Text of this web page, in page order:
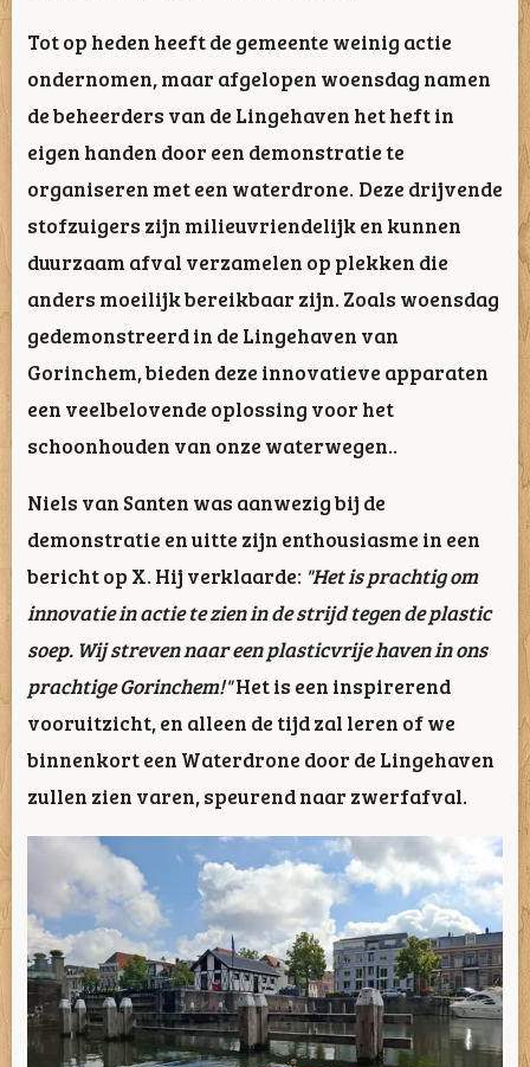
Tot op heden heeft de gemeente weinig actie
ondernomen, maar afgelopen woensdag namen
de beheerders van de Lingehaven het heft in
eigen handen door een demonstratie te
organiseren met een waterdrone. Deze drijvende
stofzuigers zijn milieuvriendelijk en kunnen
duurzaam afval verzamelen op plekken die
anders moeilijk bereikbaar zijn. Zoals woensdag
gedemonstreerd in de Lingehaven van
Gorinchem, bieden deze innovatieve apparaten
een veelbelovende oplossing voor het
schoonhouden van onze waterwegen..
Niels van Santen was aanwezig bij de
demonstratie en uitte zijn enthousiasme in een
bericht op X. Hij verklaarde: "Het is prachtig om
innovatie in actie te zien in de strijd tegen de plastic
soep. Wij streven naar een plasticvrije haven in ons
prachtige Gorinchem!"Het is een inspirerend
vooruitzicht, en alleen de tijd zal leren of we
binnenkort een Waterdrone door de Lingehaven
zullen zien varen, speurend naar zwerfafval.